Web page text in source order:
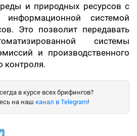
и природных ресурсов с
информационной системой
Это позволит передавать
системы
и производственного
контроля.
в курсе всех брифингов?
на наш канал в Telegram!